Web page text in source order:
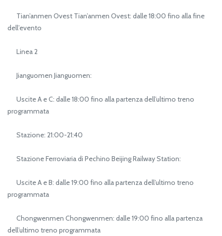
Tian’anmen Ovest Tian’anmen Ovest: dalle 18:00 fino alla fine
dell’evento
Linea 2
Jianguomen Jianguomen:
Uscite A e C: dalle 18:00 fino alla partenza dell’ultimo treno
programmata
Stazione: 21:00-21:40
Stazione Ferroviaria di Pechino Beijing Railway Station:
Uscite A e B: dalle 19:00 fino alla partenza dell’ultimo treno
programmata
Chongwenmen Chongwenmen: dalle 19:00 fino alla partenza
dell’ultimo treno programmata